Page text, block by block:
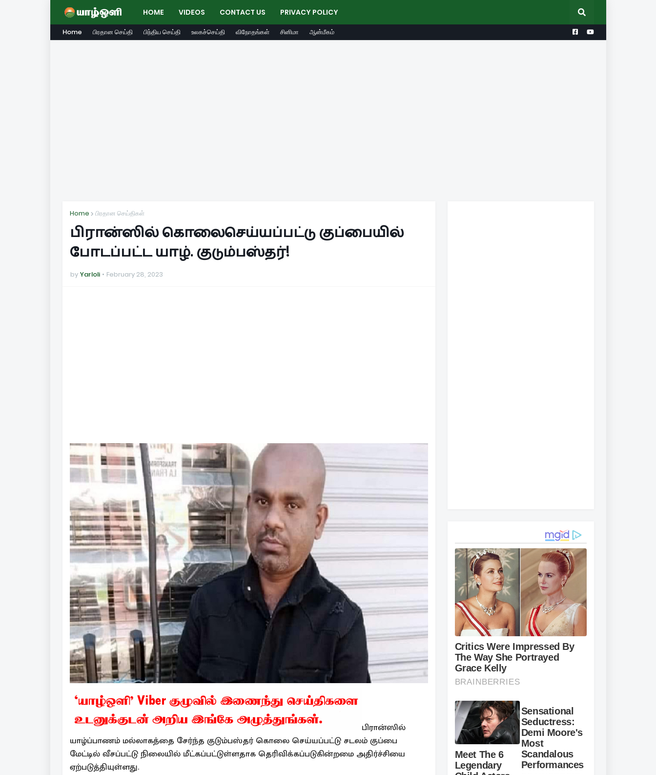
HOME VIDEOS CONTACT US PRIVACY POLICY
Home பிரதான செய்தி பிந்திய செய்தி உலகச்செய்தி விநோதங்கள் சினிமா ஆன்மீகம்
Home பிரதான செய்திகள்
பிரான்ஸில் கொலைசெய்யப்பட்டு குப்பையில்
போடப்பட்ட யாழ். குடும்பஸ்தர்!
by Yarloli February 28, 2023
பிரான்ஸில்
யாழ்ப்பாணம் மல்லாகத்தை சேர்ந்த குடும்பஸ்தர் கொலை செய்யப்பட்டு சடலம் குப்பை
மேட்டில் வீசப்பட்டு நிலையில் மீட்கப்பட்டுள்ளதாக தெரிவிக்கப்படுகின்றமை அதிர்ச்சியை
ஏற்படுத்தியுள்ளது.